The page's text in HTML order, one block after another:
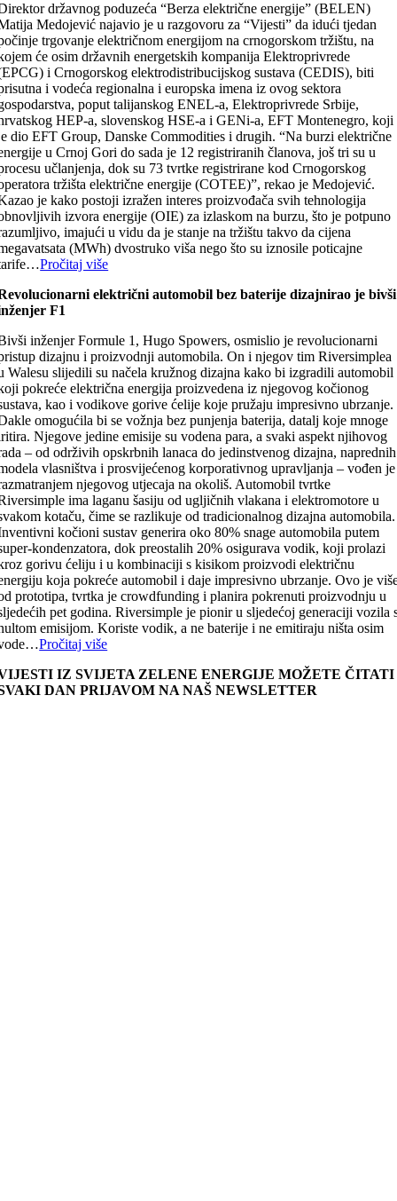
državnog poduzeća “Berza električne energije” (BELEN)
Medojević najavio je u razgovoru za “Vijesti” da idući tjedan
trgovanje električnom energijom na crnogorskom tržištu, na
će osim državnih energetskih kompanija Elektroprivrede
i Crnogorskog elektrodistribucijskog sustava (CEDIS), biti
i vodeća regionalna i europska imena iz ovog sektora
poput talijanskog ENEL-a, Elektroprivrede Srbije,
HEP-a, slovenskog HSE-a i GENi-a, EFT Montenegro, koji
dio EFT Group, Danske Commodities i drugih. “Na burzi električne
u Crnoj Gori do sada je 12 registriranih članova, još tri su u
učlanjenja, dok su 73 tvrtke registrirane kod Crnogorskog
tržišta električne energije (COTEE)”, rekao je Medojević.
je kako postoji izražen interes proizvođača svih tehnologija
izvora energije (OIE) za izlaskom na burzu, što je potpuno
imajući u vidu da je stanje na tržištu takvo da cijena
(MWh) dvostruko viša nego što su iznosile poticajne
Pročitaj više
električni automobil bez baterije dizajnirao je bivši
F1
inženjer Formule 1, Hugo Spowers, osmislio je revolucionarni
dizajnu i proizvodnji automobila. On i njegov tim Riversimplea
Walesu slijedili su načela kružnog dizajna kako bi izgradili automobil
pokreće električna energija proizvedena iz njegovog kočionog
kao i vodikove gorive ćelije koje pružaju impresivno ubrzanje.
omogućila bi se vožnja bez punjenja baterija, datalj koje mnoge
Njegove jedine emisije su vodena para, a svaki aspekt njihovog
– od održivih opskrbnih lanaca do jedinstvenog dizajna, naprednih
vlasništva i prosvijećenog korporativnog upravljanja – vođen je
njegovog utjecaja na okoliš. Automobil tvrtke
ima laganu šasiju od ugljičnih vlakana i elektromotore u
kotaču, čime se razlikuje od tradicionalnog dizajna automobila.
kočioni sustav generira oko 80% snage automobila putem
kondenzatora, dok preostalih 20% osigurava vodik, koji prolazi
gorivu ćeliju i u kombinaciji s kisikom proizvodi električnu
koja pokreće automobil i daje impresivno ubrzanje. Ovo je
prototipa, tvrtka je crowdfunding i planira pokrenuti proizvodnju u
pet godina. Riversimple je pionir u sljedećoj generaciji vozila
emisijom. Koriste vodik, a ne baterije i ne emitiraju ništa osim
Pročitaj više
IZ SVIJETA ZELENE ENERGIJE MOŽETE ČITATI
DAN PRIJAVOM NA NAŠ NEWSLETTER